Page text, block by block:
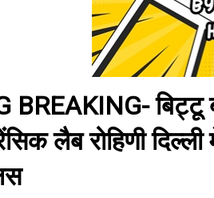
BREAKING- बिट्टू
लैब रोहिणी